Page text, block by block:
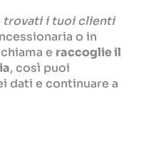
trovati i tuoi clienti
o in
e raccoglie il
, così puoi
dati e continuare a